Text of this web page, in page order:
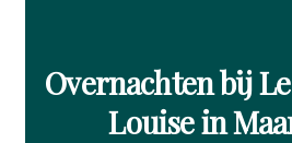
Overnachten bij
Louise in